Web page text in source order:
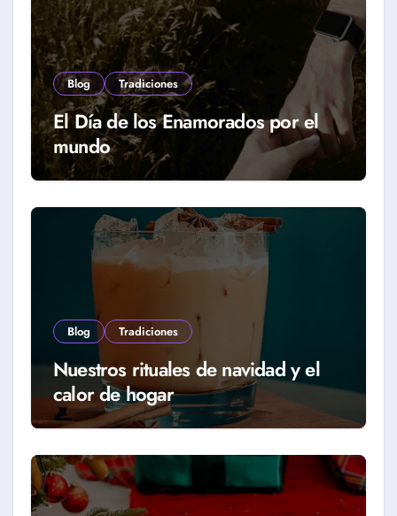
Blog Tradiciones
El Día de los Enamorados por el
mundo
Blog Tradiciones
Nuestros rituales de navidad y el
calor de hogar